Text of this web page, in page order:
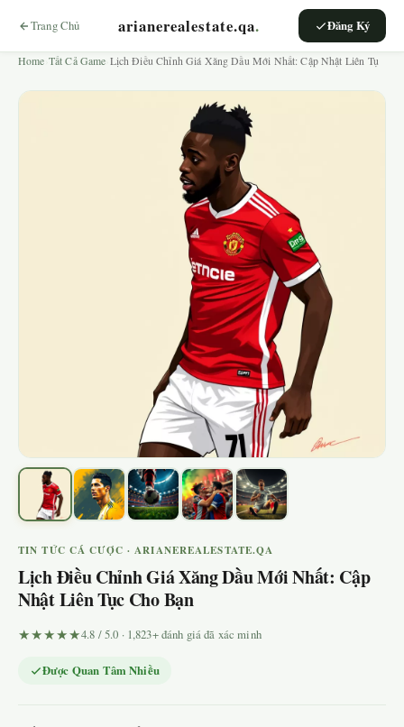
Trang Chủ arianerealestate.qa. Đăng Ký
Home Tất Cả Game Lịch Điều Chỉnh Giá Xăng Dầu Mới Nhất: Cập Nhật Liên Tụ
TIN TỨC CÁ CƯỢC · ARIANEREALESTATE.QA
Lịch Điều Chỉnh Giá Xăng Dầu Mới Nhất: Cập
Nhật Liên Tục Cho Bạn
★★★★★4.8 / 5.0 · 1,823+ đánh giá đã xác minh
Được Quan Tâm Nhiều